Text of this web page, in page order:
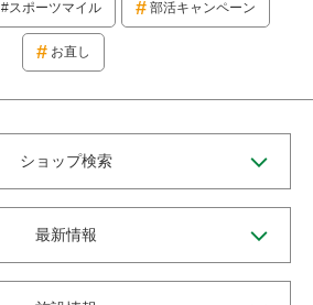
#スポーツマイル 部活キャンペーン
お直し
ショップ検索
最新情報